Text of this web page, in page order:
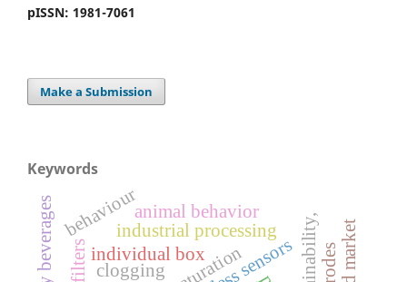
pISSN: 1981-7061
Make a Submission
Keywords
individual box
industrial processing
clogging
filters
behaviouranimal behavior